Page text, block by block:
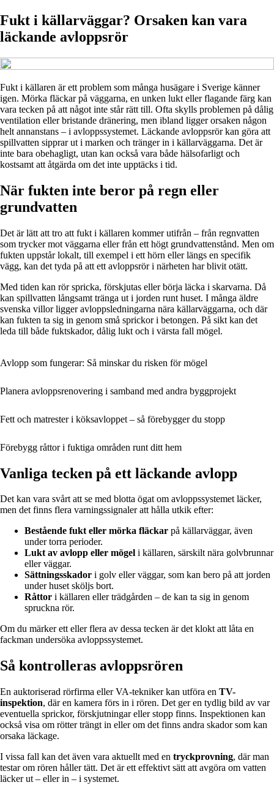
Fukt i källarväggar? Orsaken kan vara
läckande avloppsrör
Fukt i källaren är ett problem som många husägare i Sverige känner
igen. Mörka fläckar på väggarna, en unken lukt eller flagande färg kan
vara tecken på att något inte står rätt till. Ofta skylls problemen på dålig
ventilation eller bristande dränering, men ibland ligger orsaken någon
helt annanstans – i avloppssystemet. Läckande avloppsrör kan göra att
spillvatten sipprar ut i marken och tränger in i källarväggarna. Det är
inte bara obehagligt, utan kan också vara både hälsofarligt och
kostsamt att åtgärda om det inte upptäcks i tid.
När fukten inte beror på regn eller
grundvatten
Det är lätt att tro att fukt i källaren kommer utifrån – från regnvatten
som trycker mot väggarna eller från ett högt grundvattenstånd. Men om
fukten uppstår lokalt, till exempel i ett hörn eller längs en specifik
vägg, kan det tyda på att ett avloppsrör i närheten har blivit otätt.
Med tiden kan rör spricka, förskjutas eller börja läcka i skarvarna. Då
kan spillvatten långsamt tränga ut i jorden runt huset. I många äldre
svenska villor ligger avloppsledningarna nära källarväggarna, och där
kan fukten ta sig in genom små sprickor i betongen. På sikt kan det
leda till både fuktskador, dålig lukt och i värsta fall mögel.
Avlopp som fungerar: Så minskar du risken för mögel
Planera avloppsrenovering i samband med andra byggprojekt
Fett och matrester i köksavloppet – så förebygger du stopp
Förebygg råttor i fuktiga områden runt ditt hem
Vanliga tecken på ett läckande avlopp
Det kan vara svårt att se med blotta ögat om avloppssystemet läcker,
men det finns flera varningssignaler att hålla utkik efter:
Bestående fukt eller mörka fläckar på källarväggar, även
under torra perioder.
Lukt av avlopp eller mögel i källaren, särskilt nära golvbrunnar
eller väggar.
Sättningsskador i golv eller väggar, som kan bero på att jorden
under huset sköljs bort.
Råttor i källaren eller trädgården – de kan ta sig in genom
spruckna rör.
Om du märker ett eller flera av dessa tecken är det klokt att låta en
fackman undersöka avloppssystemet.
Så kontrolleras avloppsrören
En auktoriserad rörfirma eller VA-tekniker kan utföra en TV-
inspektion, där en kamera förs in i rören. Det ger en tydlig bild av var
eventuella sprickor, förskjutningar eller stopp finns. Inspektionen kan
också visa om rötter trängt in eller om det finns andra skador som kan
orsaka läckage.
I vissa fall kan det även vara aktuellt med en tryckprovning, där man
testar om rören håller tätt. Det är ett effektivt sätt att avgöra om vatten
läcker ut – eller in – i systemet.